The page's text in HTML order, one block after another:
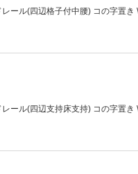
ール(四辺格子付中腰) コの字置
ール(四辺支持床支持) コの字置